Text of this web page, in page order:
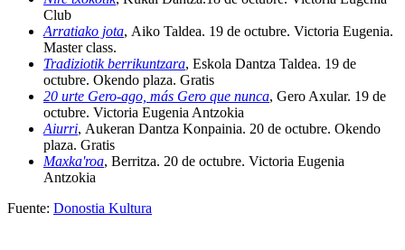
Club
Arratiako jota, Aiko Taldea. 19 de octubre. Victoria Eugenia.
Master class.
Tradiziotik berrikuntzara, Eskola Dantza Taldea. 19 de
octubre. Okendo plaza. Gratis
20 urte Gero-ago, más Gero que nunca, Gero Axular. 19 de
octubre. Victoria Eugenia Antzokia
Aiurri, Aukeran Dantza Konpainia. 20 de octubre. Okendo
plaza. Gratis
Maxka'roa, Berritza. 20 de octubre. Victoria Eugenia
Antzokia
Fuente: Donostia Kultura